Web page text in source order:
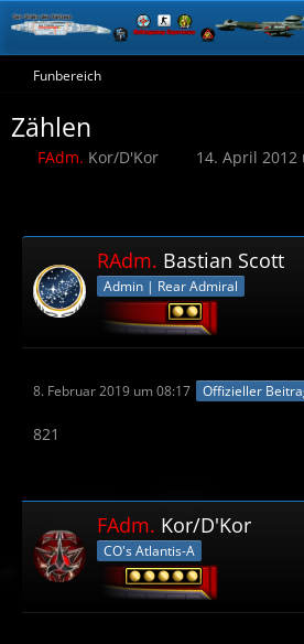
Funbereich
Zählen
FAdm. Kor/D'Kor 14. April 2012
RAdm. Bastian Scott
Admin | Rear Admiral
8. Februar 2019 um 08:17 Offizieller
821
FAdm. Kor/D'Kor
CO's Atlantis-A